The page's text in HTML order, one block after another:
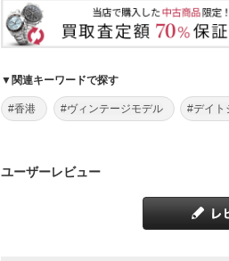
▼関連キーワードで探す
#香港 #ヴィンテージモデル #デイト
ユーザーレビュー